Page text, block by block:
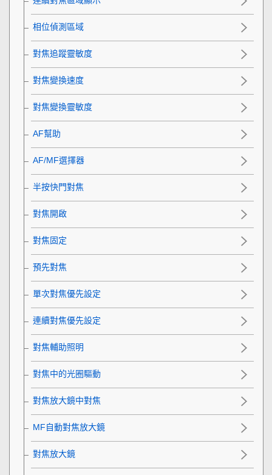
相位偵測區域
對焦追蹤靈敏度
對焦變換速度
對焦變換靈敏度
AF幫助
AF/MF選擇器
半按快門對焦
對焦開啟
對焦固定
預先對焦
單次對焦優先設定
連續對焦優先設定
對焦輔助照明
對焦中的光圈驅動
對焦放大鏡中對焦
MF自動對焦放大鏡
對焦放大鏡